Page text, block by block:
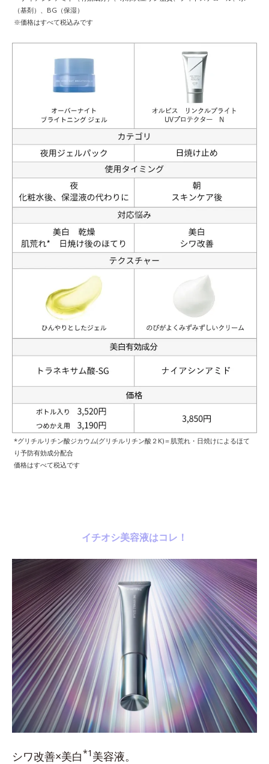
（基剤）、BG（保湿）
※価格はすべて税込みです
*グリチルリチン酸ジカウム(グリチルリチン酸２K)＝肌荒れ・日焼けによるほて
り予防有効成分配合
価格はすべて税込です
イチオシ美容液はコレ！
シワ改善×美白*1 美容液。